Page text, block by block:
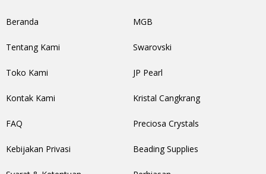
Beranda
Tentang Kami
Toko Kami
Kontak Kami
FAQ
Kebijakan Privasi
MGB
Swarovski
JP Pearl
Kristal Cangkrang
Preciosa Crystals
Beading Supplies